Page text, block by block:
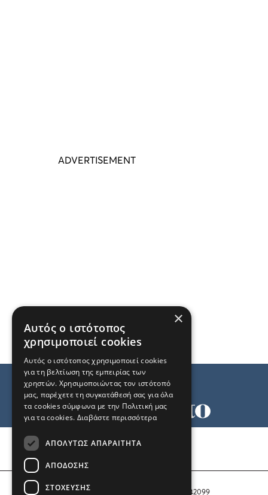
Αριθμός Πιστοποίησης Μ.Η.Τ. 242099
×
Αυτός ο ιστότοπος
χρησιμοποιεί cookies
Αυτός ο ιστότοπος χρησιμοποιεί cookies
για τη βελτίωση της εμπειρίας των
χρηστών. Χρησιμοποιώντας τον ιστότοπό
μας, παρέχετε τη συγκατάθεσή σας για όλα
τα cookies σύμφωνα με την Πολιτική μας
για τα cookies. Διαβάστε περισσότερα
ΑΠΟΛΎΤΩΣ ΑΠΑΡΑΊΤΗΤΑ
ΑΠΌΔΟΣΗΣ
ΣΤΌΧΕΥΣΗΣ